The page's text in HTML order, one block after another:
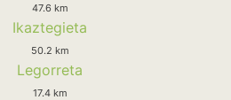
47.6 km
Ikaztegieta
50.2 km
Legorreta
17.4 km